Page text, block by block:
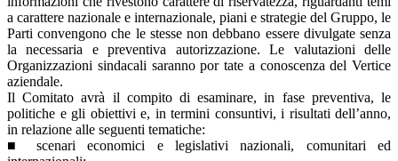
a carattere nazionale e internazionale, piani e strategie del Gruppo, le
Parti convengono che le stesse non debbano essere divulgate senza
la necessaria e preventiva autorizzazione. Le valutazioni delle
Organizzazioni sindacali saranno por tate a conoscenza del Vertice
aziendale.
Il Comitato avrà il compito di esaminare, in fase preventiva, le
politiche e gli obiettivi e, in termini consuntivi, i risultati dell’anno,
in relazione alle seguenti tematiche:
■ scenari economici e legislativi nazionali, comunitari ed